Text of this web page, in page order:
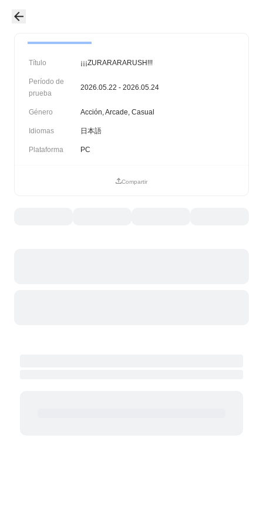
Título ¡¡¡ZURARARARUSH!!!
Período de
prueba
2026.05.22 - 2026.05.24
Género Acción, Arcade, Casual
Idiomas 日本語
Plataforma PC
Compartir